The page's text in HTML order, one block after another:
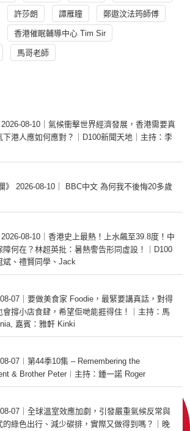
許莎朗 譚雁瞳 鄭遨汶法筠師傅
香港催眠輔導中心 Tim Sir
馬哥老師
2026-08-10｜氣候衝擊世界經濟發展，香港需要真
下港人應如何應對？｜D100新聞天地｜主持：李
》 2026-08-10｜ BBC中文 為何我不後悔20多歲
2026-08-10｜香港史上最熱！上水飆至39.8度！中
何在？林超英批：暑熱警告形同虛設！｜D100
斌、禮賢同學、Jack
08-07｜要做美食家 Foodie，最緊要講真話，對得
撐小店食肆，希望佢哋能捱得住！｜主持：馬
嘉賓：雅軒 Kinki
07︱第44季10集 – Remembering the
& Brother Peter︱主持：鍾一諾 Roger
08-07｜全球溫室效應加劇，引發嚴重氣候反常與
綠色出行、減少碳排，實際又做得到嗎？｜晚